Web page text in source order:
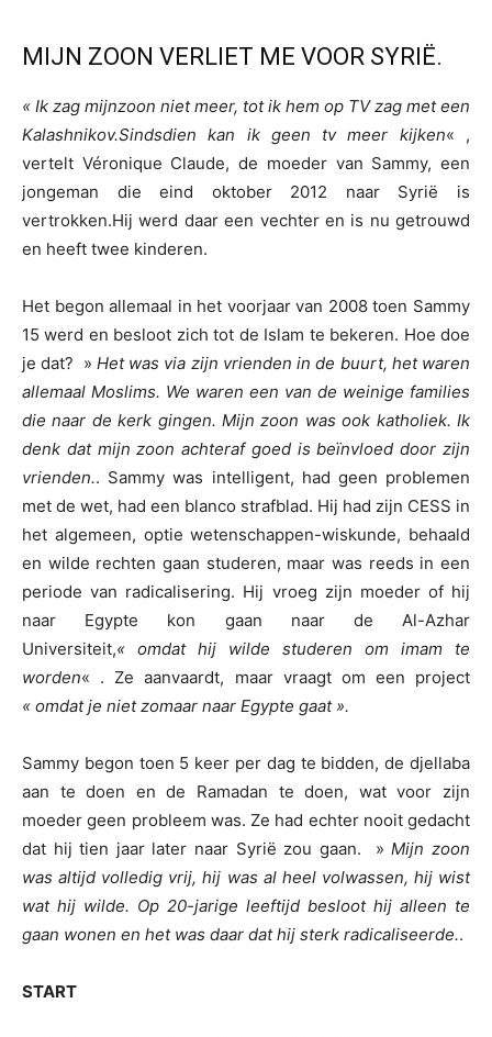
MIJN ZOON VERLIET ME VOOR SYRIË.
« Ik zag mijnzoon niet meer, tot ik hem op TV zag met een
Kalashnikov.Sindsdien kan ik geen tv meer kijken« ,
vertelt Véronique Claude, de moeder van Sammy, een
jongeman die eind oktober 2012 naar Syrië is
vertrokken.Hij werd daar een vechter en is nu getrouwd
en heeft twee kinderen.
Het begon allemaal in het voorjaar van 2008 toen Sammy
15 werd en besloot zich tot de Islam te bekeren. Hoe doe
je dat? » Het was via zijn vrienden in de buurt, het waren
allemaal Moslims. We waren een van de weinige families
die naar de kerk gingen. Mijn zoon was ook katholiek. Ik
denk dat mijn zoon achteraf goed is beïnvloed door zijn
vrienden.. Sammy was intelligent, had geen problemen
met de wet, had een blanco strafblad. Hij had zijn CESS in
het algemeen, optie wetenschappen-wiskunde, behaald
en wilde rechten gaan studeren, maar was reeds in een
periode van radicalisering. Hij vroeg zijn moeder of hij
naar Egypte kon gaan naar de Al-Azhar
Universiteit,« omdat hij wilde studeren om imam te
worden« . Ze aanvaardt, maar vraagt om een project
« omdat je niet zomaar naar Egypte gaat ».
Sammy begon toen 5 keer per dag te bidden, de djellaba
aan te doen en de Ramadan te doen, wat voor zijn
moeder geen probleem was. Ze had echter nooit gedacht
dat hij tien jaar later naar Syrië zou gaan. »Mijn zoon
was altijd volledig vrij, hij was al heel volwassen, hij wist
wat hij wilde. Op 20-jarige leeftijd besloot hij alleen te
gaan wonen en het was daar dat hij sterk radicaliseerde..
START